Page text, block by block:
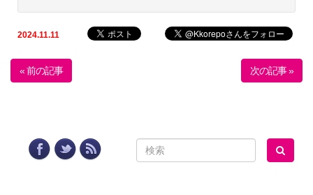
2024.11.11
« 前の記事 次の記事 »